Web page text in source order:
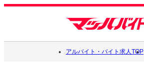
アルバイト・バイト求人TOP